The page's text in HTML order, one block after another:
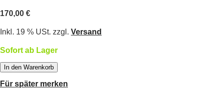
170,00 €
Inkl. 19 % USt. zzgl. Versand
Sofort ab Lager
In den Warenkorb
Für später merken